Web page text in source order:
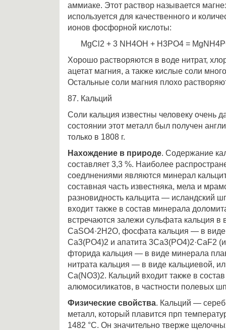
аммиаке. Этот раствор называется
используется для качественного и
ионов фосфорной кислоты:
МgСl2 + 3 NН4ОН + Н3РО4 =
Хорошо растворяются в воде нитрат,
ацетат магния, а также кислые соли
Остальные соли магния плохо
87. Кальций
Соли кальция известны человеку очень
состоянии этот металл был получен
только в 1808 г.
Нахождение в природе. Содержание
составляет 3,3 %. Наиболее
соедлнениями являются минерал
составная часть известняка, мела и
разновидность кальцита — исландский
входит также в состав минерала
встречаются залежи сульфата кальция в
СаSO4·2Н2О, фосфата кальция — в
Сa3(РО4)2 и апатита 3Са3(РО4)2·СаF2
фторида кальция — в виде минерала
нитрата кальция — в виде кальциевой,
Са(NО3)2. Кальций входит также в
алюмосиликатов, в частности полевых
Физические свойства. Кальций —
металл, который плавится прп
1482 °С. Он значительно тверже